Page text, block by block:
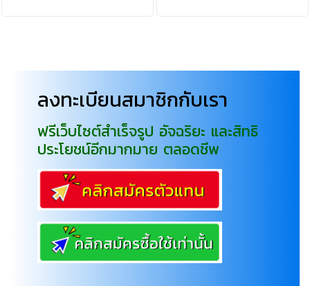
ลงทะเบียนสมาชิกกับเรา
ฟรีเว็บไซต์สำเร็จรูป อัจฉริยะ และสิทธิ
ประโยชน์อีกมากมาย ตลอดชีพ